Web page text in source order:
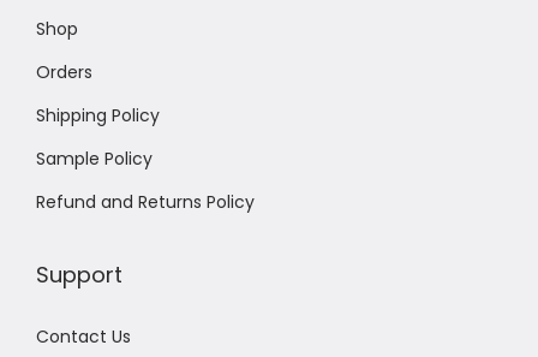
Shop
Orders
Shipping Policy
Sample Policy
Refund and Returns Policy
Support
Contact Us